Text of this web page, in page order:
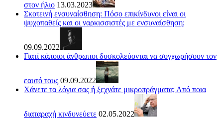
στον ήλιο 13.03.2023
Σκοτεινή ενσυναίσθηση: Πόσο επικίνδυνοι είναι οι
ψυχοπαθείς και οι ναρκισσιστές με ενσυναίσθηση;
09.09.2022
Γιατί κάποιοι άνθρωποι δυσκολεύονται να συγχωρήσουν τον
εαυτό τους 09.09.2022
Χάνετε τα λόγια σας ή ξεχνάτε μικροπράγματα; Από ποια
διαταραχή κινδυνεύετε 02.05.2022